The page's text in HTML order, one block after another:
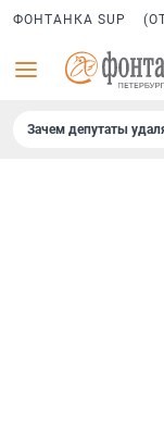
ФОНТАНКА SUP
Зачем депутаты